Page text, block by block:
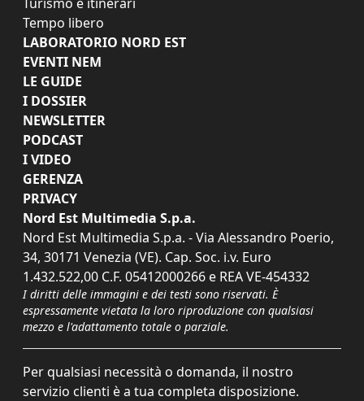
Turismo e itinerari
Tempo libero
LABORATORIO NORD EST
EVENTI NEM
LE GUIDE
I DOSSIER
NEWSLETTER
PODCAST
I VIDEO
GERENZA
PRIVACY
Nord Est Multimedia S.p.a.
Nord Est Multimedia S.p.a. - Via Alessandro Poerio,
34, 30171 Venezia (VE). Cap. Soc. i.v. Euro
1.432.522,00 C.F. 05412000266 e REA VE-454332
I diritti delle immagini e dei testi sono riservati. È
espressamente vietata la loro riproduzione con qualsiasi
mezzo e l'adattamento totale o parziale.
Per qualsiasi necessità o domanda, il nostro
servizio clienti è a tua completa disposizione.